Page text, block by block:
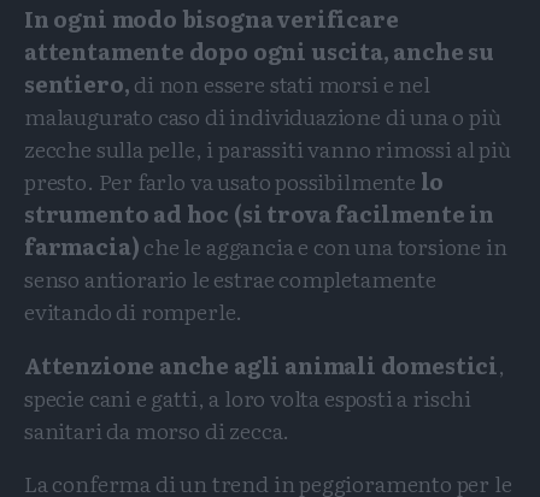
In ogni modo bisogna verificare
attentamente dopo ogni uscita, anche su
sentiero,di non essere stati morsi e nel
malaugurato caso di individuazione di una o più
zecche sulla pelle, i parassiti vanno rimossi al più
presto. Per farlo va usato possibilmente lo
strumento ad hoc (si trova facilmente in
farmacia)che le aggancia e con una torsione in
senso antiorario le estrae completamente
evitando di romperle.
Attenzione anche agli animali domestici,
specie cani e gatti, a loro volta esposti a rischi
sanitari da morso di zecca.
La conferma di un trend in peggioramento per le